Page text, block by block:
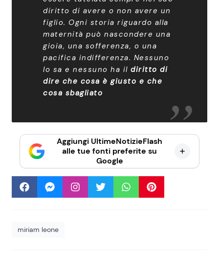
diritto di avere o non avere un
figlio. Ogni storia riguardo alla
maternità può nascondere una
gioia, una sofferenza, o una
pacifica indifferenza. Nessuno
lo sa e nessuno ha il diritto di
dire che cosa è giusto e che
cosa sbagliato
Aggiungi UltimeNotizieFlash
alle tue fonti preferite su
Google
miriam leone